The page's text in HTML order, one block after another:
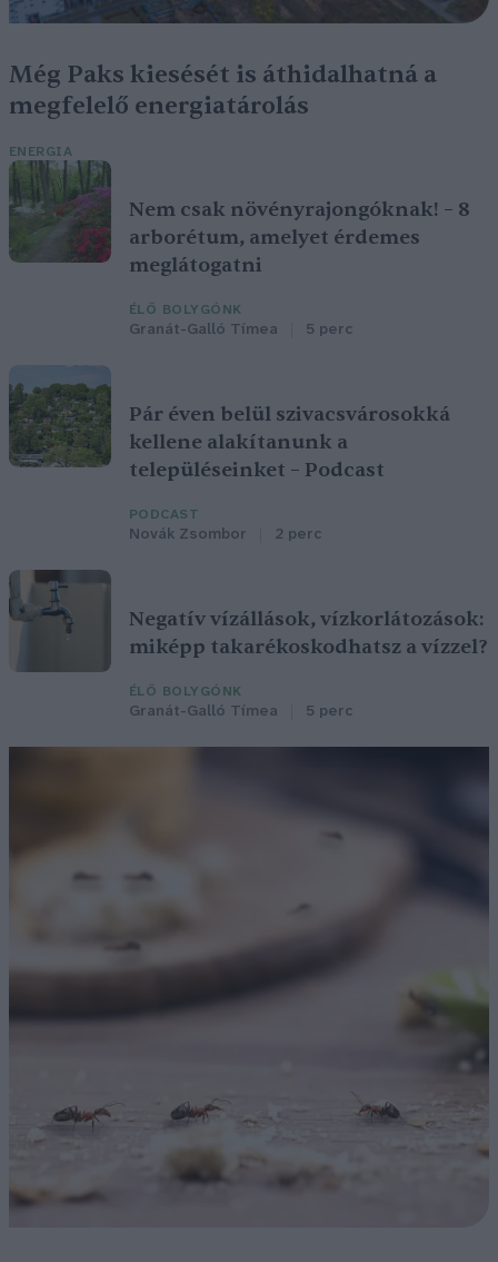
Még Paks kiesését is áthidalhatná a
megfelelő energiatárolás
ENERGIA
Nem csak növényrajongóknak! – 8
arborétum, amelyet érdemes
meglátogatni
ÉLŐ BOLYGÓNK
Granát-Galló Tímea 5 perc
Pár éven belül szivacsvárosokká
kellene alakítanunk a
településeinket – Podcast
PODCAST
Novák Zsombor 2 perc
Negatív vízállások, vízkorlátozások:
miképp takarékoskodhatsz a vízzel?
ÉLŐ BOLYGÓNK
Granát-Galló Tímea 5 perc